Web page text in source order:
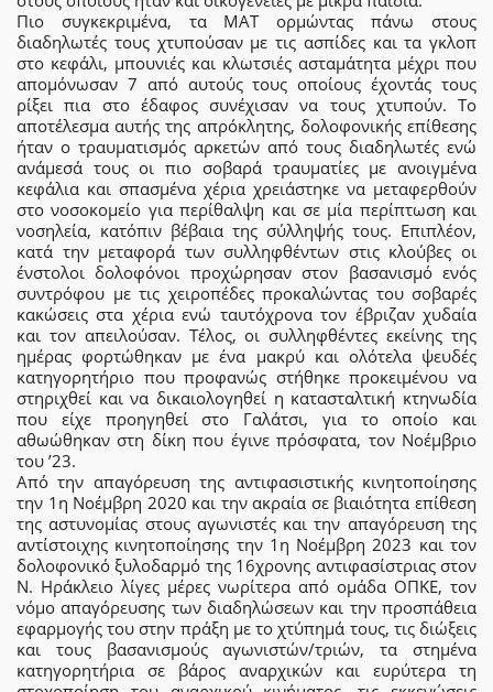
Πιο συγκεκριμένα, τα ΜΑΤ ορμώντας πάνω στους
διαδηλωτές τους χτυπούσαν με τις ασπίδες και τα γκλοπ
στο κεφάλι, μπουνιές και κλωτσιές ασταμάτητα μέχρι που
απομόνωσαν 7 από αυτούς τους οποίους έχοντάς τους
ρίξει πια στο έδαφος συνέχισαν να τους χτυπούν. Το
αποτέλεσμα αυτής της απρόκλητης, δολοφονικής επίθεσης
ήταν ο τραυματισμός αρκετών από τους διαδηλωτές ενώ
ανάμεσά τους οι πιο σοβαρά τραυματίες με ανοιγμένα
κεφάλια και σπασμένα χέρια χρειάστηκε να μεταφερθούν
στο νοσοκομείο για περίθαλψη και σε μία περίπτωση και
νοσηλεία, κατόπιν βέβαια της σύλληψής τους. Επιπλέον,
κατά την μεταφορά των συλληφθέντων στις κλούβες οι
ένστολοι δολοφόνοι προχώρησαν στον βασανισμό ενός
συντρόφου με τις χειροπέδες προκαλώντας του σοβαρές
κακώσεις στα χέρια ενώ ταυτόχρονα τον έβριζαν χυδαία
και τον απειλούσαν. Τέλος, οι συλληφθέντες εκείνης της
ημέρας φορτώθηκαν με ένα μακρύ και ολότελα ψευδές
κατηγορητήριο που προφανώς στήθηκε προκειμένου να
στηριχθεί και να δικαιολογηθεί η κατασταλτική κτηνωδία
που είχε προηγηθεί στο Γαλάτσι, για το οποίο και
αθωώθηκαν στη δίκη που έγινε πρόσφατα, τον Νοέμβριο
του ’23.
Από την απαγόρευση της αντιφασιστικής κινητοποίησης
την 1η Νοέμβρη 2020 και την ακραία σε βιαιότητα επίθεση
της αστυνομίας στους αγωνιστές και την απαγόρευση της
αντίστοιχης κινητοποίησης την 1η Νοέμβρη 2023 και τον
δολοφονικό ξυλοδαρμό της 16χρονης αντιφασίστριας στον
Ν. Ηράκλειο λίγες μέρες νωρίτερα από ομάδα ΟΠΚΕ, τον
νόμο απαγόρευσης των διαδηλώσεων και την προσπάθεια
εφαρμογής του στην πράξη με το χτύπημά τους, τις διώξεις
και τους βασανισμούς αγωνιστών/τριών, τα στημένα
κατηγορητήρια σε βάρος αναρχικών και ευρύτερα τη